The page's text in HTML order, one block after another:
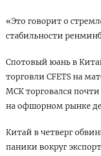
«Это говорит о
стабильности
Спотовый юань в
торговли CFETS на
МСК торговался
на офшорном рынке
Китай в четверг
паники вокруг